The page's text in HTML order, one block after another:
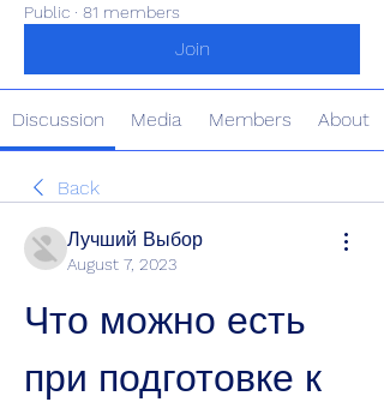
Public · 81 members
Join
Discussion Media Members About
Back
Лучший Выбор
August 7, 2023
Что можно есть
при подготовке к